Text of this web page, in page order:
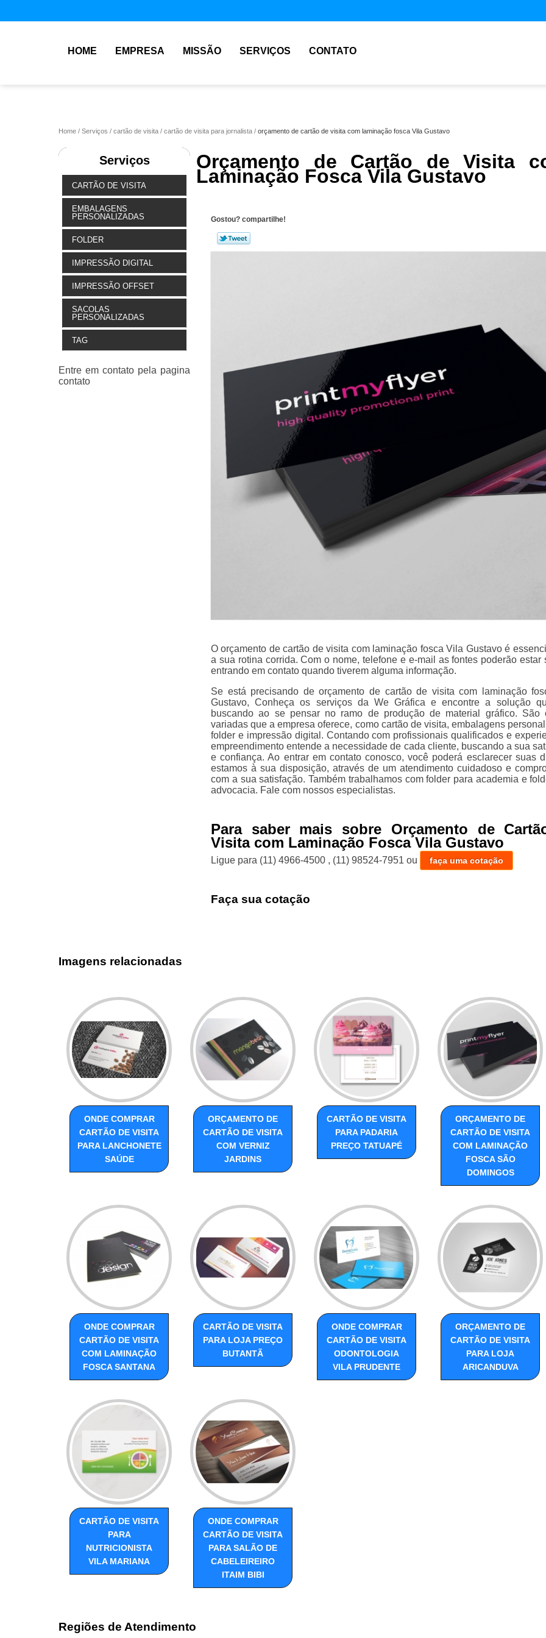
HOME EMPRESA MISSÃO SERVIÇOS CONTATO
Home Serviços cartão de visita cartão de visita para jornalista orçamento de cartão de visita com laminação fosca Vila Gustavo
Serviços
CARTÃO DE VISITA
EMBALAGENS
PERSONALIZADAS
FOLDER
IMPRESSÃO DIGITAL
IMPRESSÃO OFFSET
SACOLAS
PERSONALIZADAS
TAG
Orçamento de Cartão de Visita
Laminação Fosca Vila Gustavo
Gostou? compartilhe!
O orçamento de cartão de visita com laminação fosca Vila Gustavo é
a sua rotina corrida. Com o nome, telefone e e-mail as fontes poderão estar
entrando em contato quando tiverem alguma informação.
Se está precisando de orçamento de cartão de visita com laminação
Gustavo, Conheça os serviços da We Gráfica e encontre a solução
buscando ao se pensar no ramo de produção de material gráfico. São
variadas que a empresa oferece, como cartão de visita, embalagens
folder e impressão digital. Contando com profissionais qualificados e
empreendimento entende a necessidade de cada cliente, buscando a sua
e confiança. Ao entrar em contato conosco, você poderá esclarecer suas
estamos à sua disposição, através de um atendimento cuidadoso e
com a sua satisfação. Também trabalhamos com folder para academia e
advocacia. Fale com nossos especialistas.
Para saber mais sobre Orçamento de
Visita com Laminação Fosca Vila Gustavo
Ligue para (11) 4966-4500 , (11) 98524-7951 ou faça uma cotação
Faça sua cotação
Imagens relacionadas
ONDE COMPRAR
CARTÃO DE VISITA
PARA LANCHONETE
SAÚDE
ORÇAMENTO DE
CARTÃO DE VISITA
COM VERNIZ
JARDINS
CARTÃO DE VISITA
PARA PADARIA
PREÇO TATUAPÉ
ORÇAMENTO DE
CARTÃO DE VISITA
COM LAMINAÇÃO
FOSCA SÃO
DOMINGOS
ONDE COMPRAR
CARTÃO DE VISITA
COM LAMINAÇÃO
FOSCA SANTANA
CARTÃO DE VISITA
PARA LOJA PREÇO
BUTANTÃ
ONDE COMPRAR
CARTÃO DE VISITA
ODONTOLOGIA
VILA PRUDENTE
ORÇAMENTO DE
CARTÃO DE VISITA
PARA LOJA
ARICANDUVA
CARTÃO DE VISITA
PARA
NUTRICIONISTA
VILA MARIANA
ONDE COMPRAR
CARTÃO DE VISITA
PARA SALÃO DE
CABELEIREIRO
ITAIM BIBI
Regiões de Atendimento